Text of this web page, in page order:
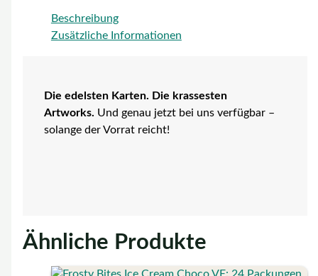
Beschreibung
Zusätzliche Informationen
Die edelsten Karten. Die krassesten
Artworks. Und genau jetzt bei uns verfügbar –
solange der Vorrat reicht!
Ähnliche Produkte